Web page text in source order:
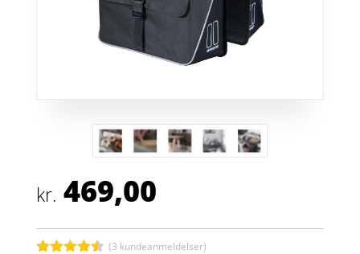
kr. 469,00
(3 kundeanmeldelser)